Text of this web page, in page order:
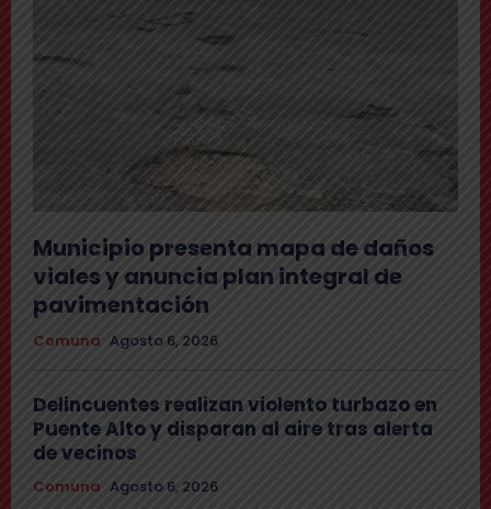
Municipio presenta mapa de daños
viales y anuncia plan integral de
pavimentación
Comuna Agosto 6, 2026
Delincuentes realizan violento turbazo en
Puente Alto y disparan al aire tras alerta
de vecinos
Comuna Agosto 6, 2026